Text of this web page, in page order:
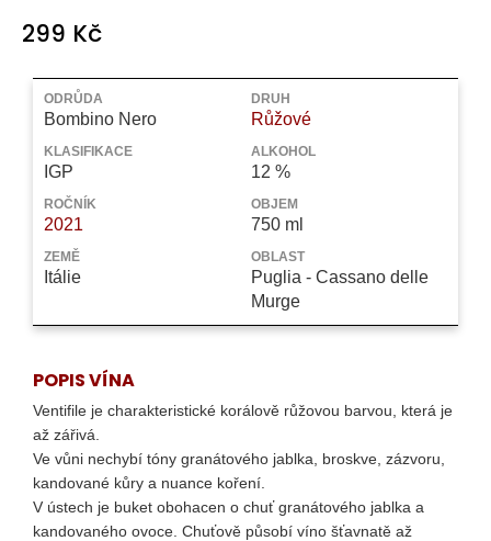
299 Kč
Měrná
cena:
ODRŮDA
Bombino Nero
DRUH
Růžové
KLASIFIKACE
IGP
ALKOHOL
12 %
ROČNÍK
2021
OBJEM
750 ml
ZEMĚ
Itálie
OBLAST
Puglia - Cassano delle
Murge
POPIS VÍNA
Ventifile je charakteristické korálově růžovou barvou, která je
až zářivá.
Ve vůni nechybí tóny granátového jablka, broskve, zázvoru,
kandované kůry a nuance koření.
V ústech je buket obohacen o chuť granátového jablka a
kandovaného ovoce. Chuťově působí víno šťavnatě až
a
HLEDAT
o
p
o
u
č
u